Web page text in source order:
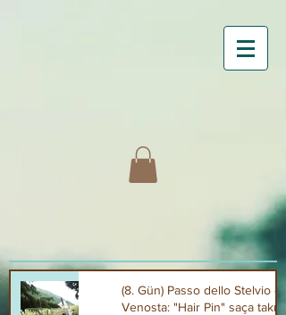
(8. Gün) Passo dello Stelvio -
Venosta: "Hair Pin" saça